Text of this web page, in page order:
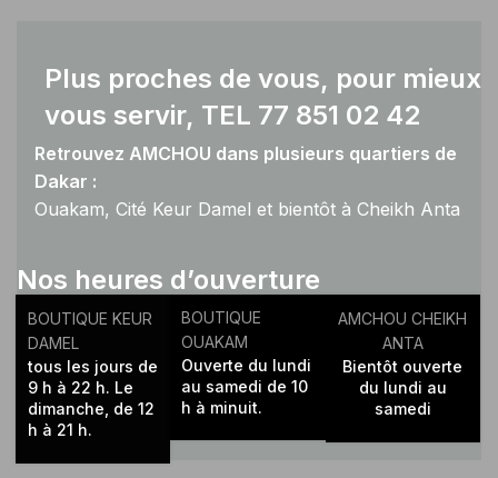
Plus proches de vous, pour mieux
vous servir, TEL 77 851 02 42
Retrouvez AMCHOU dans plusieurs quartiers de
Dakar :
Ouakam, Cité Keur Damel et bientôt à Cheikh Anta
Nos heures d’ouverture
BOUTIQUE KEUR
DAMEL
tous les jours de
9 h à 22 h. Le
dimanche, de 12
h à 21 h.
BOUTIQUE
OUAKAM
Ouverte du lundi
au samedi de 10
h à minuit.
AMCHOU CHEIKH
ANTA
Bientôt ouverte
du lundi au
samedi